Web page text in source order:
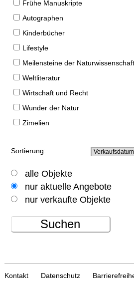
Frühe Manuskripte
Autographen
Kinderbücher
Lifestyle
Meilensteine der
Weltliteratur
Wirtschaft und Recht
Wunder der Natur
Zimelien
Sortierung:
alle Objekte
nur aktuelle Angebote
nur verkaufte Objekte
Suchen
Kontakt Datenschutz